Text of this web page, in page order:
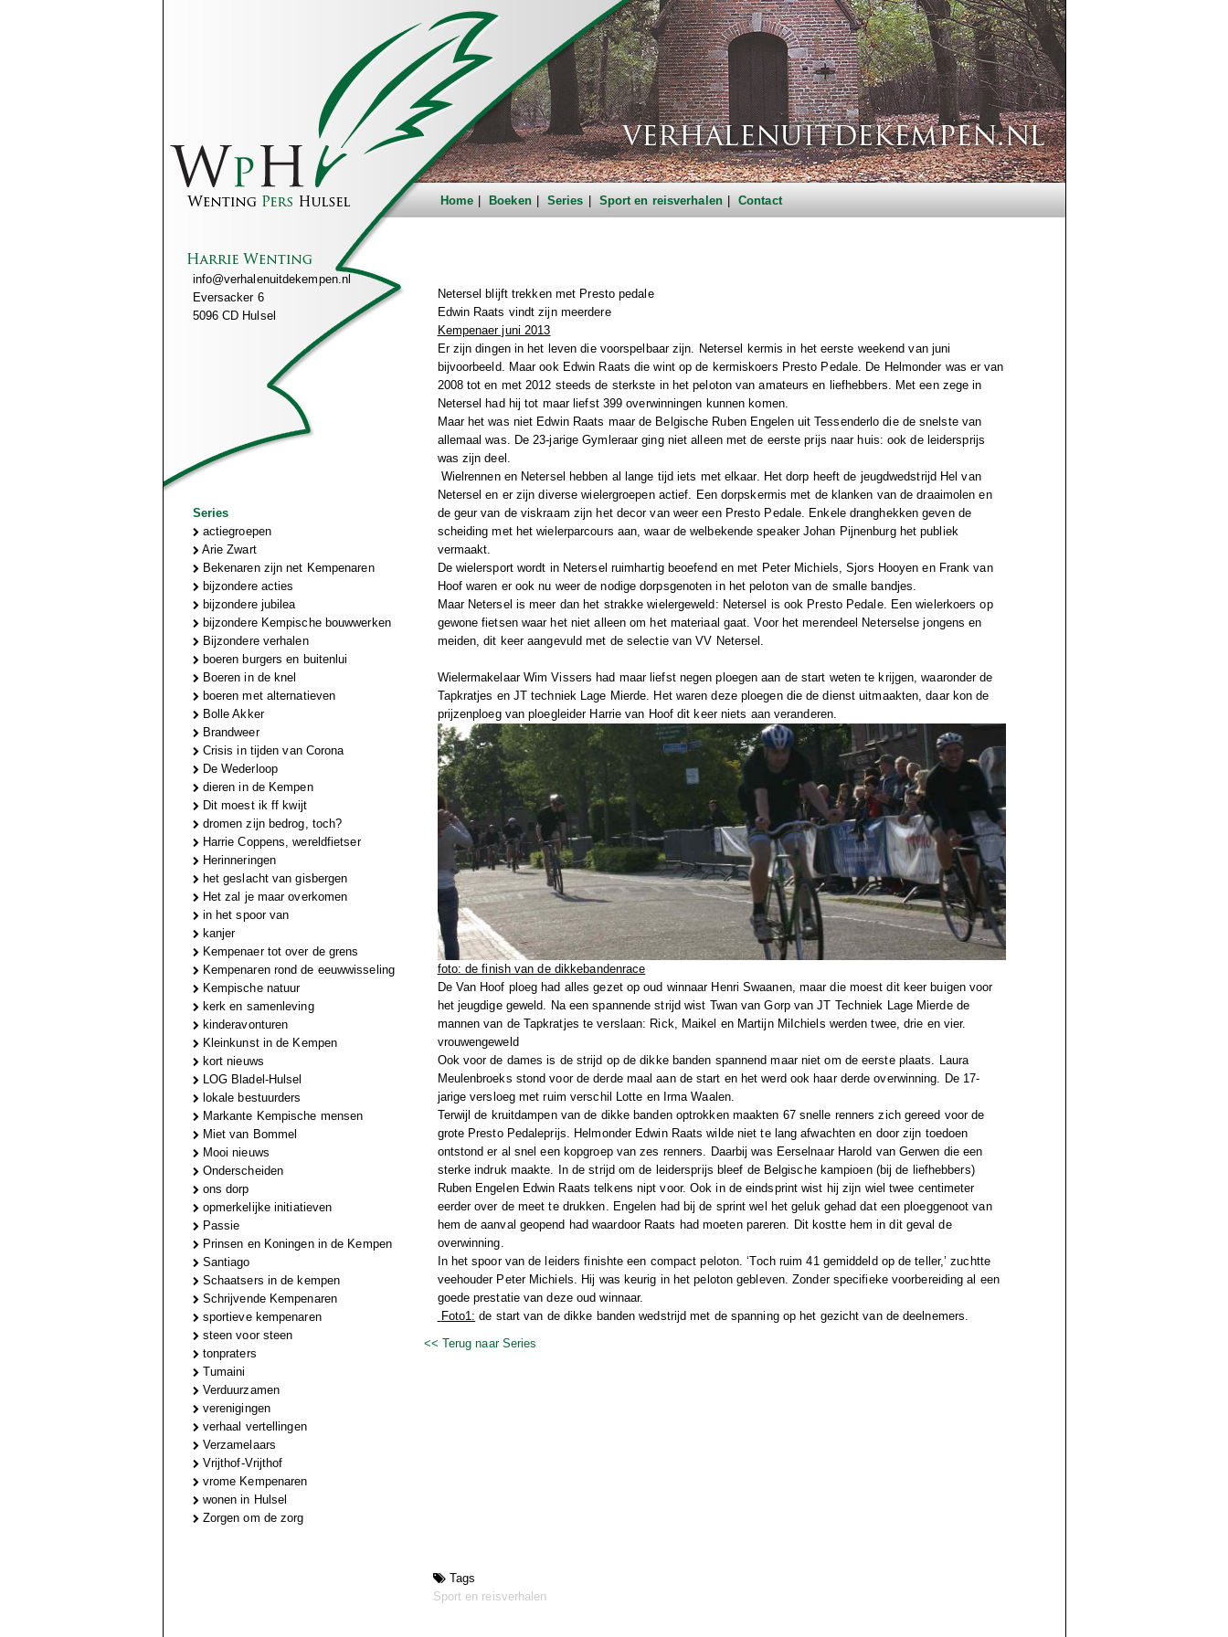
Home Boeken Series Sport en reisverhalen Contact
info@verhalenuitdekempen.nl
Eversacker 6
5096 CD Hulsel
Series
actiegroepen
Arie Zwart
Bekenaren zijn net Kempenaren
bijzondere acties
bijzondere jubilea
bijzondere Kempische bouwwerken
Bijzondere verhalen
boeren burgers en buitenlui
Boeren in de knel
boeren met alternatieven
Bolle Akker
Brandweer
Crisis in tijden van Corona
De Wederloop
dieren in de Kempen
Dit moest ik ff kwijt
dromen zijn bedrog, toch?
Harrie Coppens, wereldfietser
Herinneringen
het geslacht van gisbergen
Het zal je maar overkomen
in het spoor van
kanjer
Kempenaer tot over de grens
Kempenaren rond de eeuwwisseling
Kempische natuur
kerk en samenleving
kinderavonturen
Kleinkunst in de Kempen
kort nieuws
LOG Bladel-Hulsel
lokale bestuurders
Markante Kempische mensen
Miet van Bommel
Mooi nieuws
Onderscheiden
ons dorp
opmerkelijke initiatieven
Passie
Prinsen en Koningen in de Kempen
Santiago
Schaatsers in de kempen
Schrijvende Kempenaren
sportieve kempenaren
steen voor steen
tonpraters
Tumaini
Verduurzamen
verenigingen
verhaal vertellingen
Verzamelaars
Vrijthof-Vrijthof
vrome Kempenaren
wonen in Hulsel
Zorgen om de zorg
Netersel blijft trekken met Presto pedale
Edwin Raats vindt zijn meerdere
Kempenaer juni 2013
Er zijn dingen in het leven die voorspelbaar zijn. Netersel kermis in het eerste weekend van juni
bijvoorbeeld. Maar ook Edwin Raats die wint op de kermiskoers Presto Pedale. De Helmonder was er van
2008 tot en met 2012 steeds de sterkste in het peloton van amateurs en liefhebbers. Met een zege in
Netersel had hij tot maar liefst 399 overwinningen kunnen komen.
Maar het was niet Edwin Raats maar de Belgische Ruben Engelen uit Tessenderlo die de snelste van
allemaal was. De 23-jarige Gymleraar ging niet alleen met de eerste prijs naar huis: ook de leidersprijs
was zijn deel.
Wielrennen en Netersel hebben al lange tijd iets met elkaar. Het dorp heeft de jeugdwedstrijd Hel van
Netersel en er zijn diverse wielergroepen actief. Een dorpskermis met de klanken van de draaimolen en
de geur van de viskraam zijn het decor van weer een Presto Pedale. Enkele dranghekken geven de
scheiding met het wielerparcours aan, waar de welbekende speaker Johan Pijnenburg het publiek
vermaakt.
De wielersport wordt in Netersel ruimhartig beoefend en met Peter Michiels, Sjors Hooyen en Frank van
Hoof waren er ook nu weer de nodige dorpsgenoten in het peloton van de smalle bandjes.
Maar Netersel is meer dan het strakke wielergeweld: Netersel is ook Presto Pedale. Een wielerkoers op
gewone fietsen waar het niet alleen om het materiaal gaat. Voor het merendeel Neterselse jongens en
meiden, dit keer aangevuld met de selectie van VV Netersel.
Wielermakelaar Wim Vissers had maar liefst negen ploegen aan de start weten te krijgen, waaronder de
Tapkratjes en JT techniek Lage Mierde. Het waren deze ploegen die de dienst uitmaakten, daar kon de
prijzenploeg van ploegleider Harrie van Hoof dit keer niets aan veranderen.
foto: de finish van de dikkebandenrace
De Van Hoof ploeg had alles gezet op oud winnaar Henri Swaanen, maar die moest dit keer buigen voor
het jeugdige geweld. Na een spannende strijd wist Twan van Gorp van JT Techniek Lage Mierde de
mannen van de Tapkratjes te verslaan: Rick, Maikel en Martijn MiIchiels werden twee, drie en vier.
vrouwengeweld
Ook voor de dames is de strijd op de dikke banden spannend maar niet om de eerste plaats. Laura
Meulenbroeks stond voor de derde maal aan de start en het werd ook haar derde overwinning. De 17-
jarige versloeg met ruim verschil Lotte en Irma Waalen.
Terwijl de kruitdampen van de dikke banden optrokken maakten 67 snelle renners zich gereed voor de
grote Presto Pedaleprijs. Helmonder Edwin Raats wilde niet te lang afwachten en door zijn toedoen
ontstond er al snel een kopgroep van zes renners. Daarbij was Eerselnaar Harold van Gerwen die een
sterke indruk maakte. In de strijd om de leidersprijs bleef de Belgische kampioen (bij de liefhebbers)
Ruben Engelen Edwin Raats telkens nipt voor. Ook in de eindsprint wist hij zijn wiel twee centimeter
eerder over de meet te drukken. Engelen had bij de sprint wel het geluk gehad dat een ploeggenoot van
hem de aanval geopend had waardoor Raats had moeten pareren. Dit kostte hem in dit geval de
overwinning.
In het spoor van de leiders finishte een compact peloton. ‘Toch ruim 41 gemiddeld op de teller,’ zuchtte
veehouder Peter Michiels. Hij was keurig in het peloton gebleven. Zonder specifieke voorbereiding al een
goede prestatie van deze oud winnaar.
Foto1: de start van de dikke banden wedstrijd met de spanning op het gezicht van de deelnemers.
<< Terug naar Series
Tags
Sport en reisverhalen